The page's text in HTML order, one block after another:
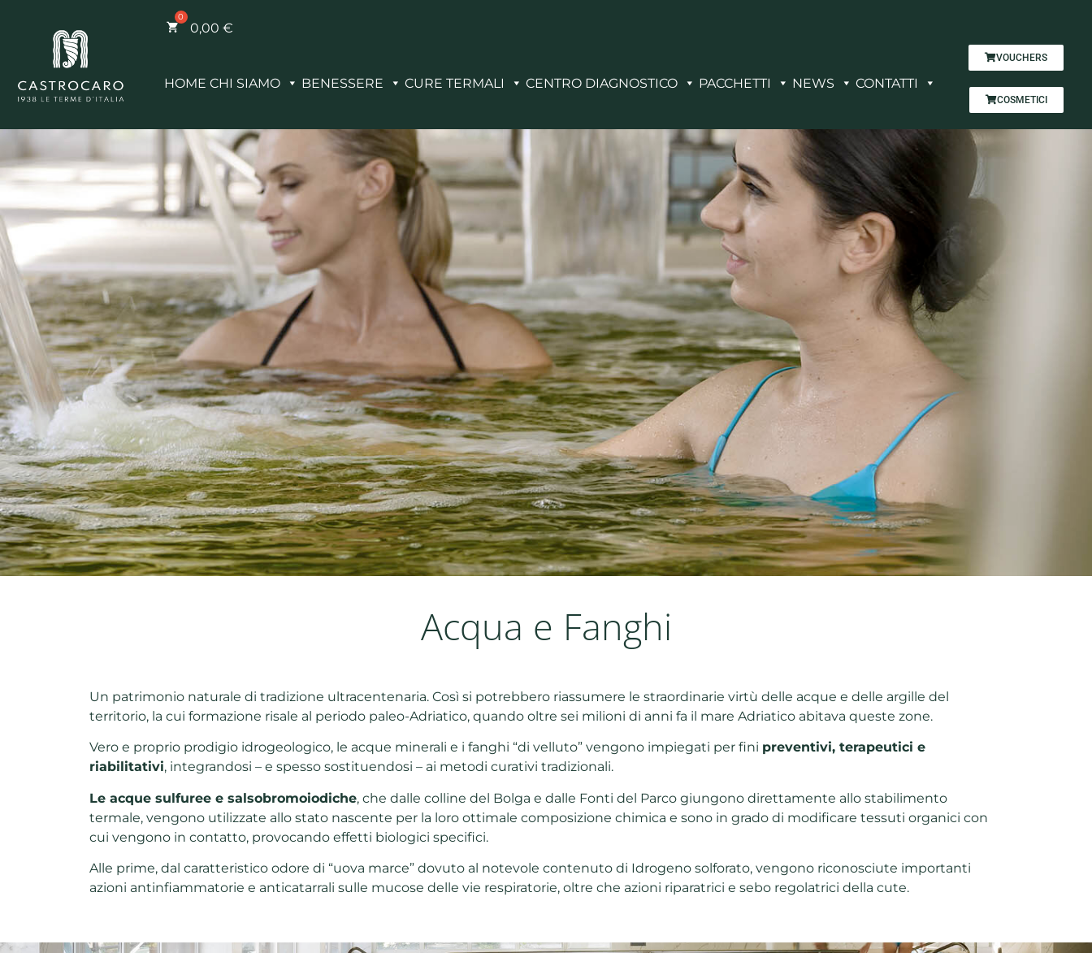
0,00 €
HOME CHI SIAMO BENESSERE CURE TERMALI CENTRO DIAGNOSTICO PACCHETTI NEWS CONTATTI
VOUCHERS
COSMETICI
Acqua e Fanghi
Un patrimonio naturale di tradizione ultracentenaria. Così si potrebbero riassumere le straordinarie virtù delle acque e delle argille del
territorio, la cui formazione risale al periodo paleo-Adriatico, quando oltre sei milioni di anni fa il mare Adriatico abitava queste zone.
Vero e proprio prodigio idrogeologico, le acque minerali e i fanghi “di velluto” vengono impiegati per fini preventivi, terapeutici e
riabilitativi, integrandosi – e spesso sostituendosi – ai metodi curativi tradizionali.
Le acque sulfuree e salsobromoiodiche, che dalle colline del Bolga e dalle Fonti del Parco giungono direttamente allo stabilimento
termale, vengono utilizzate allo stato nascente per la loro ottimale composizione chimica e sono in grado di modificare tessuti organici con
cui vengono in contatto, provocando effetti biologici specifici.
Alle prime, dal caratteristico odore di “uova marce” dovuto al notevole contenuto di Idrogeno solforato, vengono riconosciute importanti
azioni antinfiammatorie e anticatarrali sulle mucose delle vie respiratorie, oltre che azioni riparatrici e sebo regolatrici della cute.